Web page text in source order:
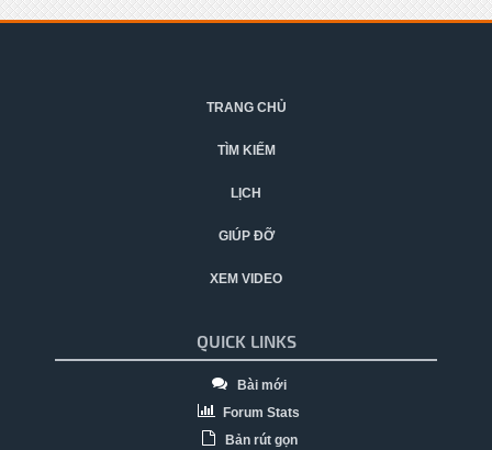
TRANG CHỦ
TÌM KIẾM
LỊCH
GIÚP ĐỠ
XEM VIDEO
QUICK LINKS
Bài mới
Forum Stats
Bản rút gọn